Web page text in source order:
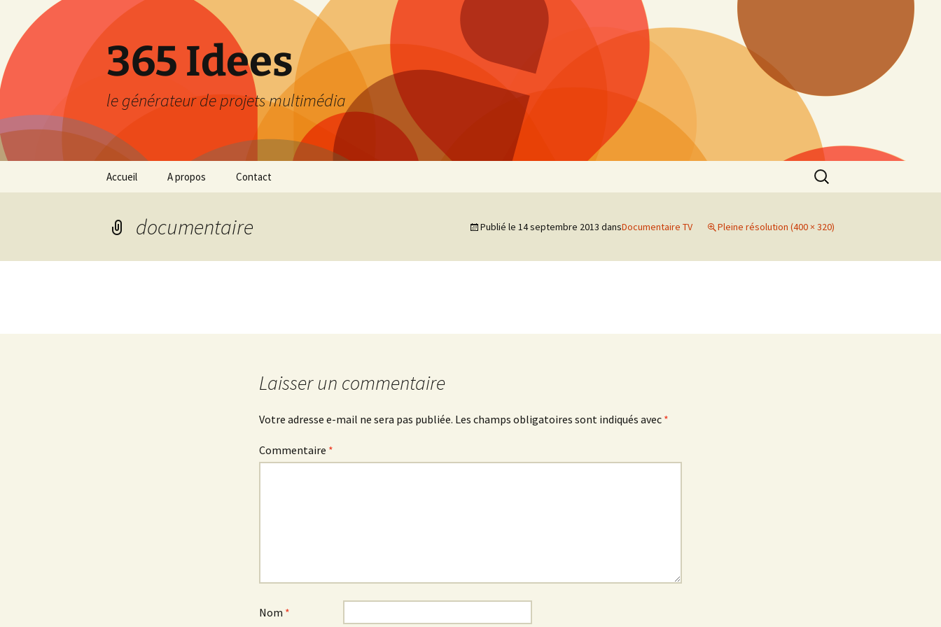
contenu
365 Idees
le générateur de projets multimédia
Accueil A propos Contact
Rechercher :
documentaire Publié le 14 septembre 2013 dansDocumentaire TV Pleine résolution (400 × 320)
Laisser un commentaire
Votre adresse e-mail ne sera pas publiée. Les champs obligatoires sont indiqués avec *
Commentaire *
Nom *